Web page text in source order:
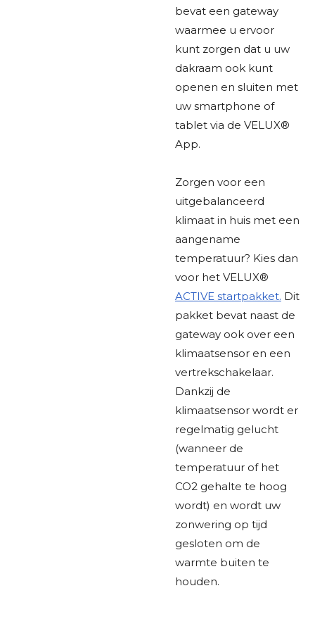
bevat een gateway
waarmee u ervoor
kunt zorgen dat u uw
dakraam ook kunt
openen en sluiten met
uw smartphone of
tablet via de VELUX®
App.
Zorgen voor een
uitgebalanceerd
klimaat in huis met een
aangename
temperatuur? Kies dan
voor het VELUX®
ACTIVE startpakket. Dit
pakket bevat naast de
gateway ook over een
klimaatsensor en een
vertrekschakelaar.
Dankzij de
klimaatsensor wordt er
regelmatig gelucht
(wanneer de
temperatuur of het
CO2 gehalte te hoog
wordt) en wordt uw
zonwering op tijd
gesloten om de
warmte buiten te
houden.